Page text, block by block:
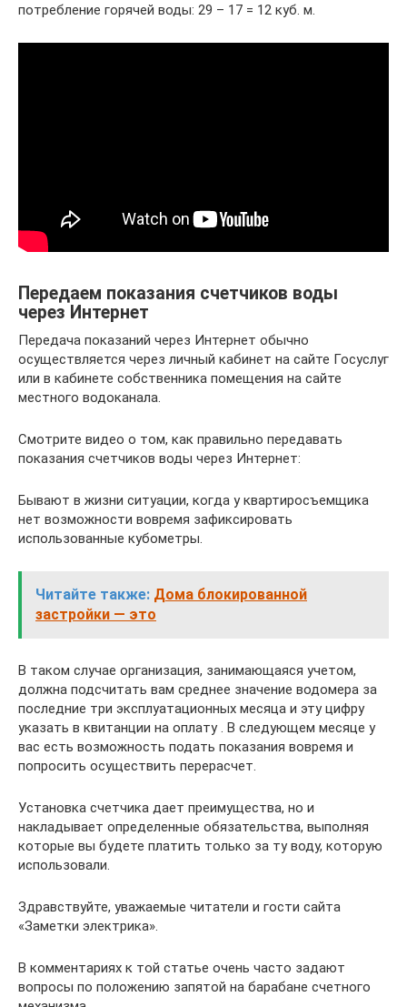
потребление горячей воды: 29 – 17 = 12 куб. м.
Передаем показания счетчиков воды
через Интернет
Передача показаний через Интернет обычно
осуществляется через личный кабинет на сайте Госуслуг
или в кабинете собственника помещения на сайте
местного водоканала.
Смотрите видео о том, как правильно передавать
показания счетчиков воды через Интернет:
Бывают в жизни ситуации, когда у квартиросъемщика
нет возможности вовремя зафиксировать
использованные кубометры.
Читайте также: Дома блокированной
застройки — это
В таком случае организация, занимающаяся учетом,
должна подсчитать вам среднее значение водомера за
последние три эксплуатационных месяца и эту цифру
указать в квитанции на оплату . В следующем месяце у
вас есть возможность подать показания вовремя и
попросить осуществить перерасчет.
Установка счетчика дает преимущества, но и
накладывает определенные обязательства, выполняя
которые вы будете платить только за ту воду, которую
использовали.
Здравствуйте, уважаемые читатели и гости сайта
«Заметки электрика».
В комментариях к той статье очень часто задают
вопросы по положению запятой на барабане счетного